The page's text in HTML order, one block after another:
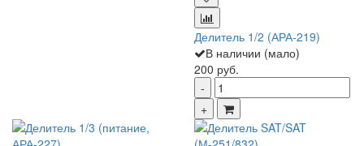
Делитель 1/2 (АРА-219)
В наличии (мало)
200 руб.